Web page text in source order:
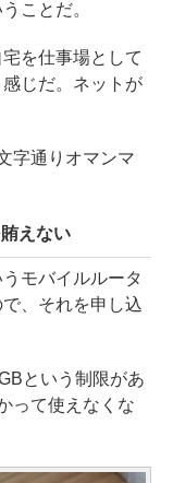
ことだ。
を仕事場として
じだ。ネットが
字通りオマンマ
えない
モバイルルータ
、それを申し込
という制限があ
って使えなくな